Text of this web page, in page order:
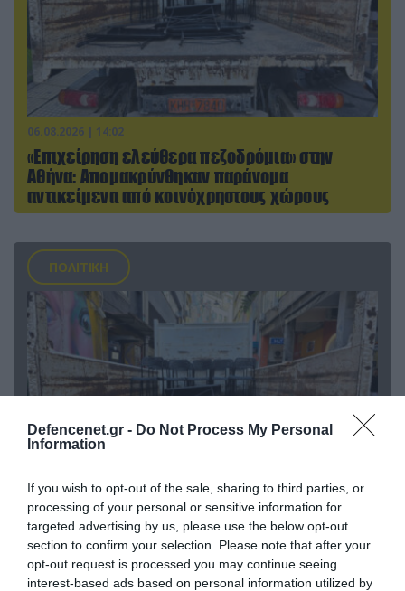
Defencenet.gr - Do Not Process My Personal
Information
If you wish to opt-out of the sale, sharing to third parties, or
processing of your personal or sensitive information for
targeted advertising by us, please use the below opt-out
section to confirm your selection. Please note that after your
opt-out request is processed you may continue seeing
interest-based ads based on personal information utilized by
06.08.2026 | 14:02
«Επιχείρηση ελεύθερα πεζοδρόμια» στην
Αθήνα: Απομακρύνθηκαν παράνομα
αντικείμενα από κοινόχρηστους χώρους
ΠΟΛΙΤΙΚΗ
06.08.2026 | 14:02
«Επιχείρηση ελεύθερα πεζοδρόμια» στην
Αθήνα: Απομακρύνθηκαν παράνομα
αντικείμενα από κοινόχρηστους χώρους